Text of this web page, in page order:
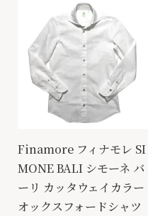
Finamore フィナモレ SI
MONE BALI シモーネ バ
ーリ カッタウェイカラー
オックスフォードシャツ